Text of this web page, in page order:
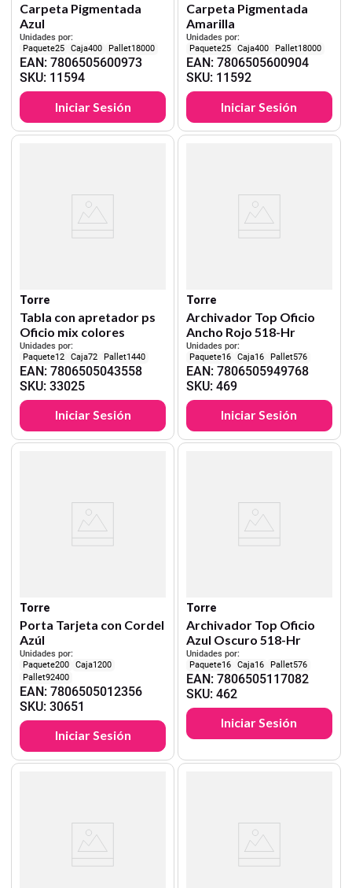
Carpeta Pigmentada
Azul
Unidades por:
25
400 18000
EAN:7806505600973
SKU: 11594
Iniciar Sesión
Carpeta Pigmentada
Amarilla
Unidades por:
25
400 18000
EAN: 7806505600904
SKU: 11592
Iniciar Sesión
Torre
Tabla con apretador ps
Oficio mix colores
Unidades por:
12
72 1440
EAN:7806505043558
SKU:33025
Iniciar Sesión
Torre
Archivador Top Oficio
Ancho Rojo 518-Hr
Unidades por:
16
16 576
EAN: 7806505949768
SKU: 469
Iniciar Sesión
Torre
Porta Tarjeta con Cordel
Azúl
Unidades por:
200
1200
92400
EAN:7806505012356
SKU:30651
Iniciar Sesión
Torre
Archivador Top Oficio
Azul Oscuro 518-Hr
Unidades por:
16
16 576
EAN: 7806505117082
SKU: 462
Iniciar Sesión